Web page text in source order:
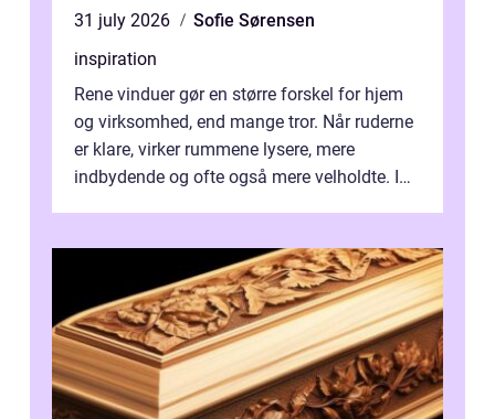
31 july 2026
Sofie Sørensen
inspiration
Rene vinduer gør en større forskel for hjem
og virksomhed, end mange tror. Når ruderne
er klare, virker rummene lysere, mere
indbydende og ofte også mere velholdte. I